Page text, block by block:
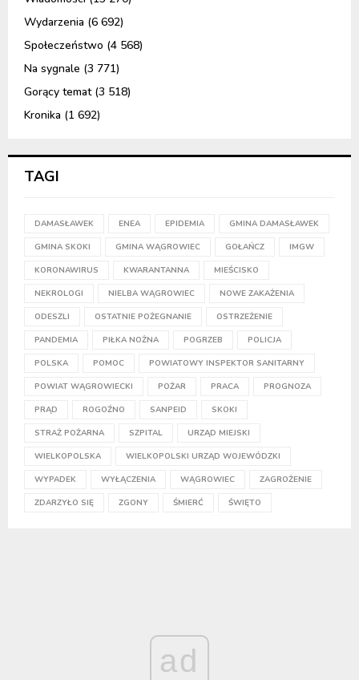
Wydarzenia (6 692)
Społeczeństwo (4 568)
Na sygnale (3 771)
Gorący temat(3 518)
Kronika (1 692)
TAGI
DAMASŁAWEK ENEA EPIDEMIA GMINA DAMASŁAWEK
GMINA SKOKI GMINA WĄGROWIEC GOŁAŃCZ IMGW
KORONAWIRUS KWARANTANNA MIEŚCISKO
NEKROLOGI NIELBA WĄGROWIEC NOWE ZAKAŻENIA
ODESZLI OSTATNIE POŻEGNANIE OSTRZEŻENIE
PANDEMIA PIŁKA NOŻNA POGRZEB POLICJA
POLSKA POMOC POWIATOWY INSPEKTOR SANITARNY
POWIAT WĄGROWIECKI POŻAR PRACA PROGNOZA
PRĄD ROGOŹNO SANPEID SKOKI
STRAŻ POŻARNA SZPITAL URZĄD MIEJSKI
WIELKOPOLSKA WIELKOPOLSKI URZĄD WOJEWÓDZKI
WYPADEK WYŁĄCZENIA WĄGROWIEC ZAGROŻENIE
ZDARZYŁO SIĘ ZGONY ŚMIERĆ ŚWIĘTO
ad